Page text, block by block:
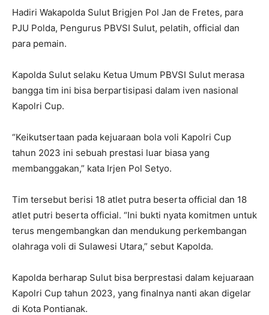
Hadiri Wakapolda Sulut Brigjen Pol Jan de Fretes, para
PJU Polda, Pengurus PBVSI Sulut, pelatih, official dan
para pemain.
Kapolda Sulut selaku Ketua Umum PBVSI Sulut merasa
bangga tim ini bisa berpartisipasi dalam iven nasional
Kapolri Cup.
“Keikutsertaan pada kejuaraan bola voli Kapolri Cup
tahun 2023 ini sebuah prestasi luar biasa yang
membanggakan,” kata Irjen Pol Setyo.
Tim tersebut berisi 18 atlet putra beserta official dan 18
atlet putri beserta official. “Ini bukti nyata komitmen untuk
terus mengembangkan dan mendukung perkembangan
olahraga voli di Sulawesi Utara,” sebut Kapolda.
Kapolda berharap Sulut bisa berprestasi dalam kejuaraan
Kapolri Cup tahun 2023, yang finalnya nanti akan digelar
di Kota Pontianak.